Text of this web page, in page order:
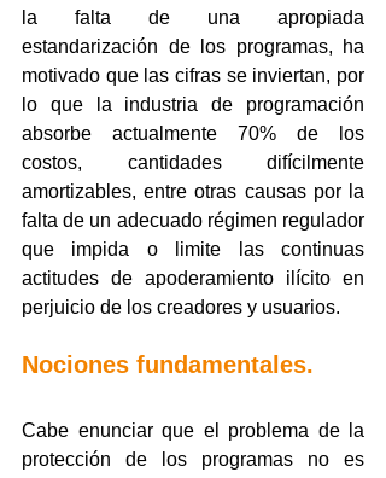
la falta de una apropiada
estandarización de los programas, ha
motivado que las cifras se inviertan, por
lo que la industria de programación
absorbe actualmente 70% de los
costos, cantidades difícilmente
amortizables, entre otras causas por la
falta de un adecuado régimen regulador
que impida o limite las continuas
actitudes de apoderamiento ilícito en
perjuicio de los creadores y usuarios.
Nociones fundamentales.
Cabe enunciar que el problema de la
protección de los programas no es